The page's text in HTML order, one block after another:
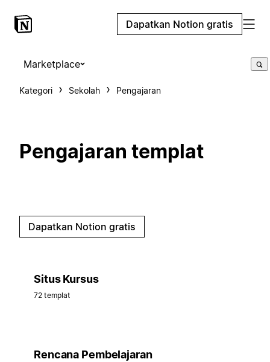
Dapatkan Notion gratis
Marketplace
Kategori Sekolah Pengajaran
Pengajaran templat
Dapatkan Notion gratis
Situs Kursus
72 templat
Rencana Pembelajaran